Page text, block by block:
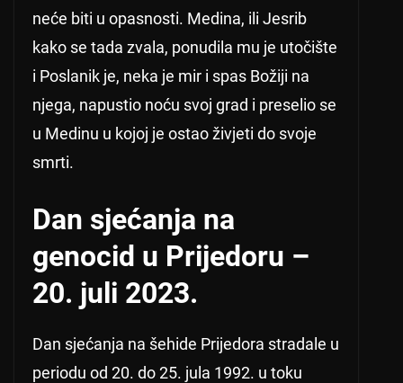
neće biti u opasnosti. Medina, ili Jesrib
kako se tada zvala, ponudila mu je utočište
i Poslanik je, neka je mir i spas Božiji na
njega, napustio noću svoj grad i preselio se
u Medinu u kojoj je ostao živjeti do svoje
smrti.
Dan sjećanja na
genocid u Prijedoru –
20. juli 2023.
Dan sjećanja na šehide Prijedora stradale u
periodu od 20. do 25. jula 1992. u toku